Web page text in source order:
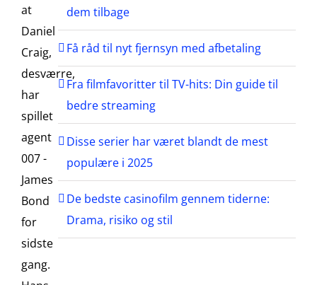
at
Daniel
Craig,
desværre,
har
spillet
agent
007 -
James
Bond
for
sidste
gang.
dem tilbage
Få råd til nyt fjernsyn med afbetaling
Fra filmfavoritter til TV-hits: Din guide til
bedre streaming
Disse serier har været blandt de mest
populære i 2025
De bedste casinofilm gennem tiderne:
Drama, risiko og stil